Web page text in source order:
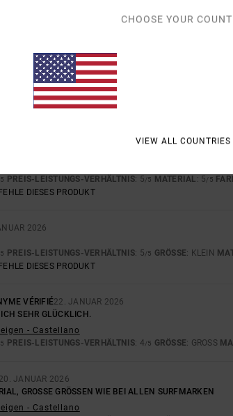
2026
MIR SO GUT GEFALLEN?
- Castellano
PREIS-LEISTUNGS-VERHÄLTNIS
PREIS-LEISTUNGS-VERHÄLTNIS: 5/5 MATERIAL : 5/5
DIESES PRODUKT
2026
PREIS-LEISTUNGS-VERHÄLTNIS: 5/5 GRÖSSE : KLEIN
DIESES PRODUKT
VÉRIFIÉ22. JANUAR 2026
SEHR GLÜCKLICH.
- Castellano
PREIS-LEISTUNGS-VERHÄLTNIS: 4/5 GRÖSSE : GROSS
20. JANUAR 2026
GROSSE GRÖSSEN WIE BEI ALLEN SURFMARKEN
- Castellano
CHOOSE YOUR
VIEW ALL COUNTRIES